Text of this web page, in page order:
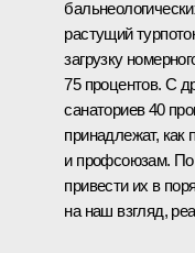
растущий
загрузку
75 процентов. С
санаториев 40
принадлежат,
и профсоюзам. По
привести их в
на наш взгляд,